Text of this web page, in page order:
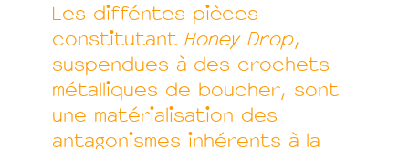
Les difféntes pièces
constitutantHoney Drop,
suspendues à des crochets
métalliques de boucher, sont
une matérialisation des
antagonismes inhérents à la